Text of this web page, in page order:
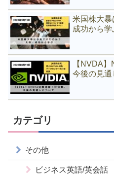
米国株大暴
成功から学
【NVDA
今後の見通
カテゴリ
その他
ビジネス英語/英会話